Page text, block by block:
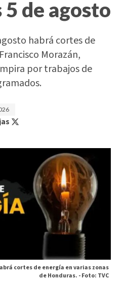
de agosto
habrá cortes de
Morazán,
por trabajos de
cortes de energía en varias zonas
de Honduras. -Foto: TVC